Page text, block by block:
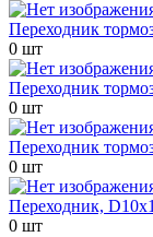
Переходник
0 шт
Переходник
0 шт
Переходник
0 шт
Переходник,
0 шт